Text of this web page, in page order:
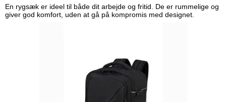
En rygsæk er ideel til både dit arbejde og fritid. De er rummelige og
giver god komfort, uden at gå på kompromis med designet.